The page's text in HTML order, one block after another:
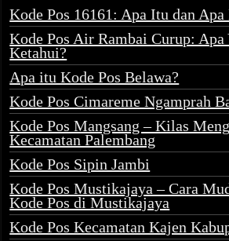
Kode Pos 16161: Apa Itu dan
Kode Pos Air Rambai Curup: Apa
Ketahui?
Apa itu Kode Pos Belawa?
Kode Pos Cimareme Ngamprah
Kode Pos Mangsang – Kilas
Kecamatan Palembang
Kode Pos Sipin Jambi
Kode Pos Mustikajaya – Cara
Kode Pos di Mustikajaya
Kode Pos Kecamatan Kajen